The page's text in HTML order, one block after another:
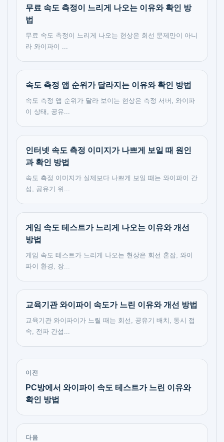
무료 속도 측정이 느리게 나오는 이유와 확인 방
법
무료 속도 측정이 느리게 나오는 현상은 회선 문제만이 아니
라 와이파이 ...
속도 측정 앱 순위가 달라지는 이유와 확인 방법
속도 측정 앱 순위가 달라 보이는 현상은 측정 서버, 와이파
이 상태, 공유...
인터넷 속도 측정 이미지가 나쁘게 보일 때 원인
과 확인 방법
속도 측정 이미지가 실제보다 나쁘게 보일 때는 와이파이 간
섭, 공유기 위...
게임 속도 테스트가 느리게 나오는 이유와 개선
방법
게임 속도 테스트가 느리게 나오는 현상은 회선 혼잡, 와이
파이 환경, 장...
교육기관 와이파이 속도가 느린 이유와 개선 방법
교육기관 와이파이가 느릴 때는 회선, 공유기 배치, 동시 접
속, 전파 간섭...
이전
PC방에서 와이파이 속도 테스트가 느린 이유와
확인 방법
다음